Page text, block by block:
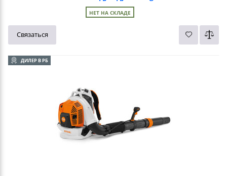
НЕТ НА СКЛАДЕ
Связаться
ДИЛЕР В РБ